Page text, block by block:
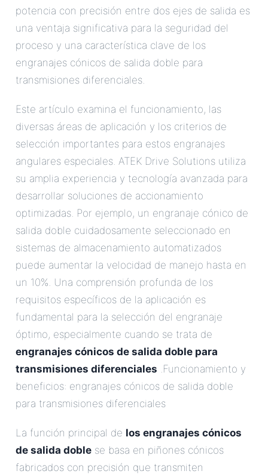
potencia con precisión entre dos ejes de salida es
una ventaja significativa para la seguridad del
proceso y una característica clave de los
engranajes cónicos de salida doble para
transmisiones diferenciales.
Este artículo examina el funcionamiento, las
diversas áreas de aplicación y los criterios de
selección importantes para estos engranajes
angulares especiales. ATEK Drive Solutions utiliza
su amplia experiencia y tecnología avanzada para
desarrollar soluciones de accionamiento
optimizadas. Por ejemplo, un engranaje cónico de
salida doble cuidadosamente seleccionado en
sistemas de almacenamiento automatizados
puede aumentar la velocidad de manejo hasta en
un 10%. Una comprensión profunda de los
requisitos específicos de la aplicación es
fundamental para la selección del engranaje
óptimo, especialmente cuando se trata de
engranajes cónicos de salida doble para
transmisiones diferenciales .Funcionamiento y
beneficios: engranajes cónicos de salida doble
para transmisiones diferenciales
La función principal de los engranajes cónicos
de salida doble se basa en piñones cónicos
fabricados con precisión que transmiten